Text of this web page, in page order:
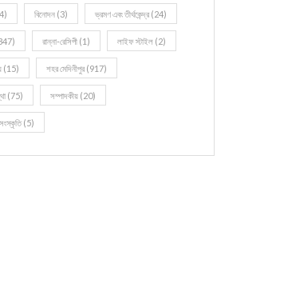
বিনোদন (3) ভ্রমণ এবং তীর্থকেন্দ্র (24)
রান্না-রেসিপী (1) লাইফ স্টাইল (2)
(15) শহর মেদিনীপুর (917)
(75) সম্পাদকীয় (20)
(5)